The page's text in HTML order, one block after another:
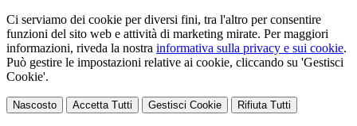
Ci serviamo dei cookie per diversi fini, tra l'altro per consentire
funzioni del sito web e attività di marketing mirate. Per maggiori
informazioni, riveda la nostra informativa sulla privacy e sui cookie.
Può gestire le impostazioni relative ai cookie, cliccando su 'Gestisci
Cookie'.
Nascosto Accetta Tutti Gestisci Cookie Rifiuta Tutti